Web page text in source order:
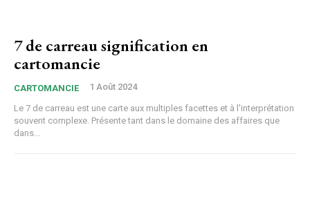
7 de carreau signification en
cartomancie
CARTOMANCIE 1 Août 2024
Le 7 de carreau est une carte aux multiples facettes et à l'interprétation
souvent complexe. Présente tant dans le domaine des affaires que
dans...